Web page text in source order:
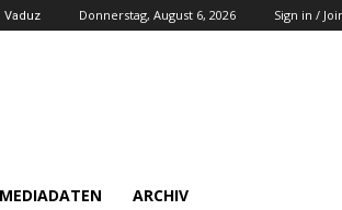
Vaduz Donnerstag, August 6, 2026 Sign in /
MEDIADATEN ARCHIV